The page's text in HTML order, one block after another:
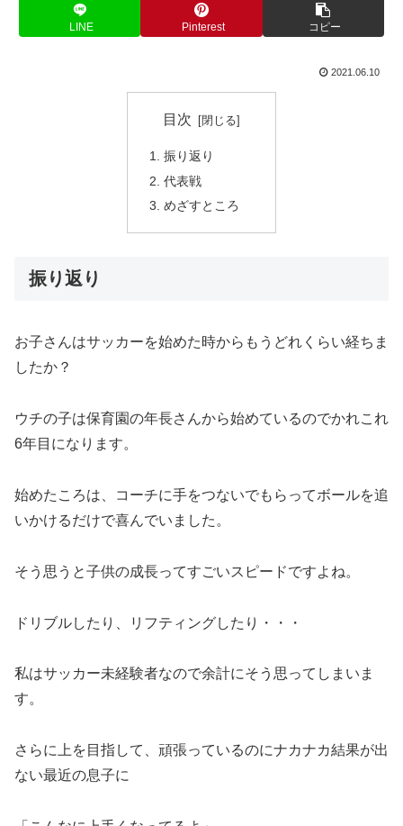
LINE Pinterest コピー
2021.06.10
目次
振り返り
代表戦
めざすところ
振り返り
お子さんはサッカーを始めた時からもうどれくらい経ちま
したか？
ウチの子は保育園の年長さんから始めているのでかれこれ
6年目になります。
始めたころは、コーチに手をつないでもらってボールを追
いかけるだけで喜んでいました。
そう思うと子供の成長ってすごいスピードですよね。
ドリブルしたり、リフティングしたり・・・
私はサッカー未経験者なので余計にそう思ってしまいま
す。
さらに上を目指して、頑張っているのにナカナカ結果が出
ない最近の息子に